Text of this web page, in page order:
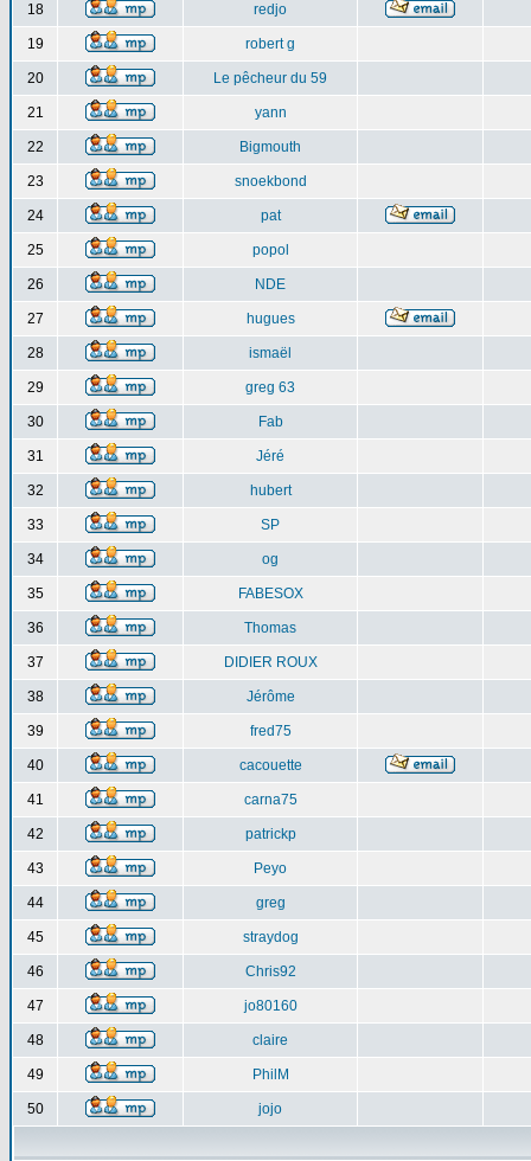
18 redjo
19 robert g
20 Le pêcheur du 59
21 yann
22 Bigmouth
23 snoekbond
24 pat
25 popol
26 NDE
27 hugues
28 ismaël
29 greg 63
30 Fab
31 Jéré
32 hubert
33 SP
34 og
35 FABESOX
36 Thomas
37 DIDIER ROUX
38 Jérôme
39 fred75
40 cacouette
41 carna75
42 patrickp
43 Peyo
44 greg
45 straydog
46 Chris92
47 jo80160
48 claire
49 PhilM
50 jojo